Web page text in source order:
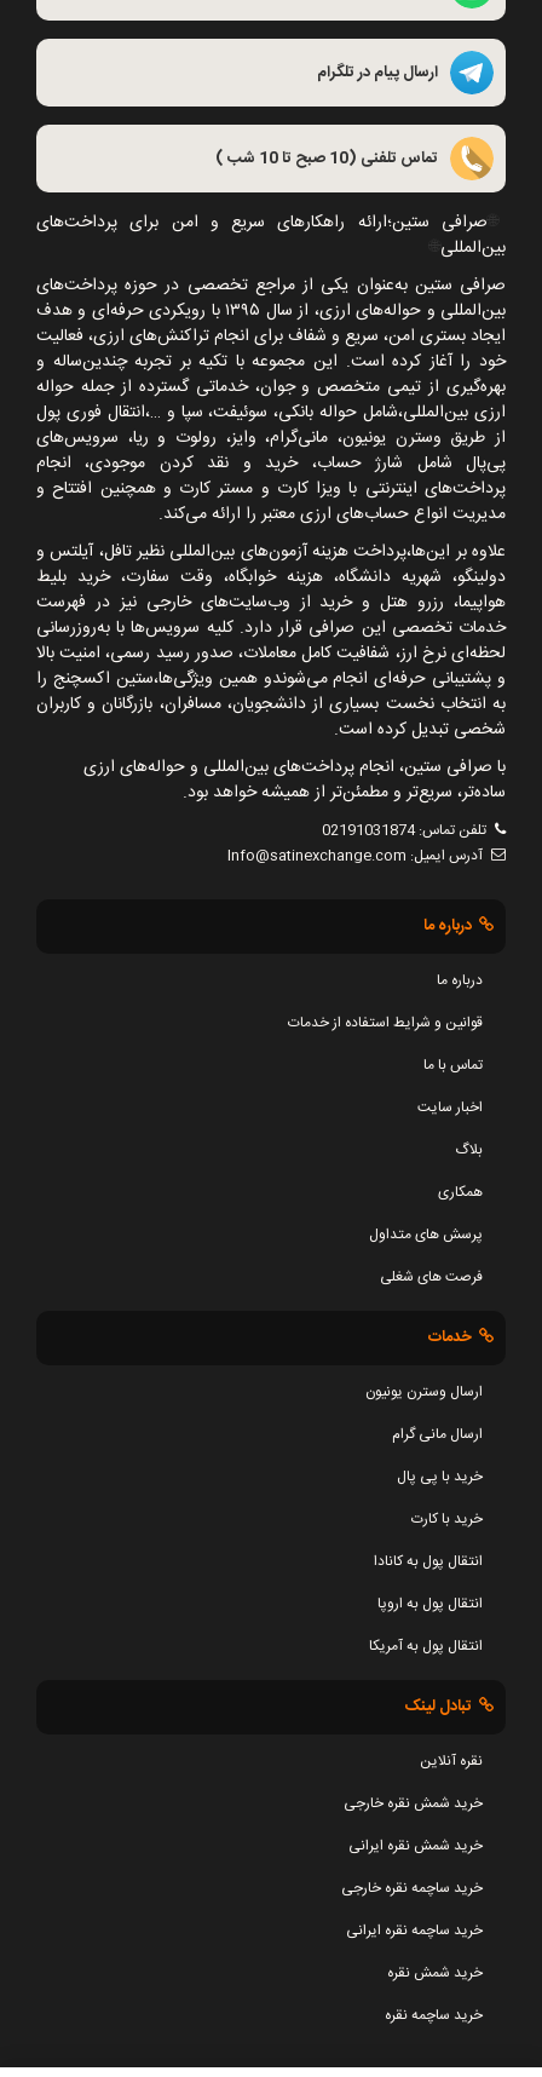
ارسال پیام در تلگرام
تماس تلفنی (10 صبح تا 10 شب )
صرافی ستین؛ارائه راهکارهای سریع و امن برای پرداخت‌های
بین‌المللی
صرافی ستین به‌عنوان یکی از مراجع تخصصی در حوزه پرداخت‌های
بین‌المللی و حواله‌های ارزی، از سال ۱۳۹۵با رویکردی حرفه‌ای و هدف
ایجاد بستری امن، سریع و شفاف برای انجام تراکنش‌های ارزی، فعالیت
خود را آغاز کرده است. این مجموعه با تکیه بر تجربه چندین‌ساله و
بهره‌گیری از تیمی متخصص و جوان، خدماتی گسترده از جمله حواله
ارزی بین‌المللی،شامل حواله بانکی، سوئیفت، سپا و …،انتقال فوری پول
از طریق وسترن یونیون، مانی‌گرام، وایز، رولوت و ریا، سرویس‌های
پی‌پال شامل شارژ حساب، خرید و نقد کردن موجودی، انجام
پرداخت‌های اینترنتی با ویزا کارت و مستر کارت و همچنین افتتاح و
مدیریت انواع حساب‌های ارزی معتبر را ارائه می‌کند.
علاوه بر این‌ها،پرداخت هزینه آزمون‌های بین‌المللی نظیر تافل، آیلتس و
دولینگو، شهریه دانشگاه، هزینه خوابگاه، وقت سفارت، خرید بلیط
هواپیما، رزرو هتل و خرید از وب‌سایت‌های خارجی نیز در فهرست
خدمات تخصصی این صرافی قرار دارد. کلیه سرویس‌ها با به‌روزرسانی
لحظه‌ای نرخ ارز، شفافیت کامل معاملات، صدور رسید رسمی، امنیت بالا
و پشتیبانی حرفه‌ای انجام می‌شوندو همین ویژگی‌ها،ستین اکسچنج را
به انتخاب نخست بسیاری از دانشجویان، مسافران، بازرگانان و کاربران
شخصی تبدیل کرده است.
با صرافی ستین، انجام پرداخت‌های بین‌المللی و حواله‌های ارزی
ساده‌تر، سریع‌تر و مطمئن‌تر از همیشه خواهد بود.
تلفن تماس:02191031874
آدرس ایمیل: Info@satinexchange.com
درباره ما
درباره ما
قوانین و شرایط استفاده از خدمات
تماس با ما
اخبار سایت
بلاگ
همکاری
پرسش های متداول
فرصت های شغلی
خدمات
ارسال وسترن یونیون
ارسال مانی گرام
خرید با پی پال
خرید با کارت
انتقال پول به کانادا
انتقال پول به اروپا
انتقال پول به آمریکا
تبادل لینک
نقره آنلاین
خرید شمش نقره خارجی
خرید شمش نقره ایرانی
خرید ساچمه نقره خارجی
خرید ساچمه نقره ایرانی
خرید شمش نقره
خرید ساچمه نقره